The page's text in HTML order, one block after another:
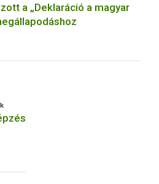
a „Deklaráció a magyar